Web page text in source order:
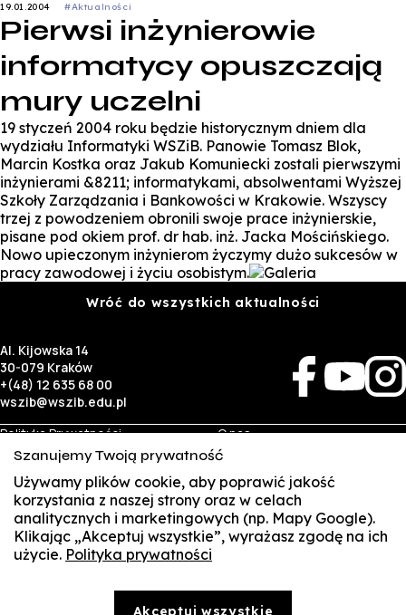
19.01.2004 #Aktualności
Pierwsi inżynierowie
informatycy opuszczają
mury uczelni
19 styczeń 2004 roku będzie historycznym dniem dla
wydziału Informatyki WSZiB. Panowie Tomasz Blok,
Marcin Kostka oraz Jakub Komuniecki zostali pierwszymi
inżynierami &8211; informatykami, absolwentami Wyższej
Szkoły Zarządzania i Bankowości w Krakowie. Wszyscy
trzej z powodzeniem obronili swoje prace inżynierskie,
pisane pod okiem prof. dr hab. inż. Jacka Mościńskiego.
Nowo upieczonym inżynierom życzymy dużo sukcesów w
pracy zawodowej i życiu osobistym.
Wróć do wszystkich aktualności
Al. Kijowska 14
30-079 Kraków
+(48) 12 635 68 00
wszib@wszib.edu.pl
Polityka Prywatności
RODO
Identyfikacja wizualna
O nas
Rekrutacja
Studia
Kontakt
Biznes
Wynajem sal
Targi pracy
Student
Multis Multum
Szanujemy Twoją prywatność
Używamy plików cookie, aby poprawić jakość
korzystania z naszej strony oraz w celach
analitycznych i marketingowych (np. Mapy Google).
Klikając „Akceptuj wszystkie”, wyrażasz zgodę na ich
użycie. Polityka prywatności
Akceptuj wszystkie